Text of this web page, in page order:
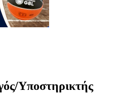
Yποστηρικτής